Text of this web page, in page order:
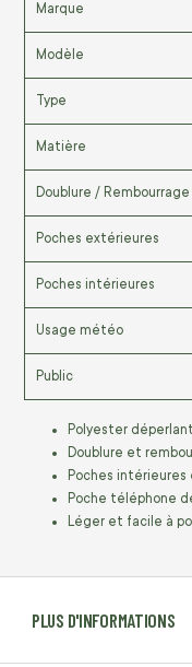
PLUS D'INFORMATIONS
Marque
Modèle
Type
Matière
Doublure / Rembourrage
Poches extérieures
Poches intérieures
Usage météo
Public
Polyester
Doublure et
Poches
Poche téléphone
Léger et facile à